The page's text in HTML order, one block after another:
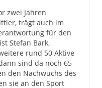
zwei Jahren
trägt auch im
für den
Stefan Bark,
rund 50 Aktive
sind da noch 65
den Nachwuchs des
sie an den Sport